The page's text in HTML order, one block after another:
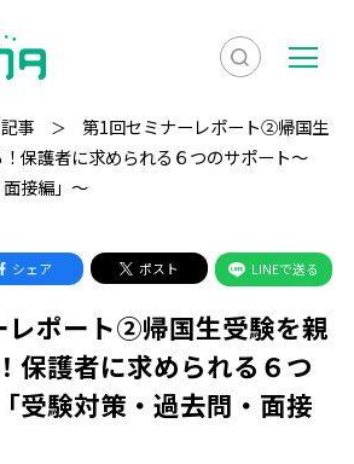
検
検
索
を
メ
ニ
ュ
事
第1回セミナーレポート②帰国生
保護者に求められる６つのサポート〜
面接編」〜
シェア ポスト LINEで送る
レポート②帰国生受験を親
保護者に求められる６つ
受験対策・過去問・面接